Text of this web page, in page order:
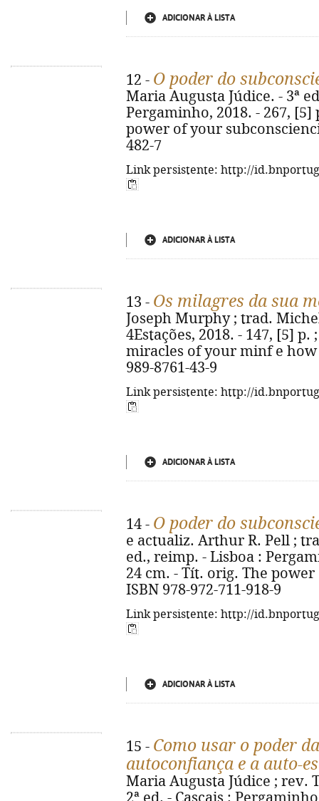
ADICIONAR À LISTA
12 - O poder do
Maria Augusta Júdice. - 3ª
Pergaminho, 2018. - 267,
power of your
482-7
Link persistente: http://
ADICIONAR À LISTA
13 - Os milagres da sua
Joseph Murphy ; trad.
4Estações, 2018. - 147, [5]
miracles of your minf e how
989-8761-43-9
Link persistente: http://
ADICIONAR À LISTA
14 - O poder do
e actualiz. Arthur R. Pell ;
ed., reimp. - Lisboa :
24 cm. - Tít. orig. The
ISBN 978-972-711-918-9
Link persistente: http://
ADICIONAR À LISTA
15 - Como usar o poder
autoconfiança e a auto-
Maria Augusta Júdice ; rev.